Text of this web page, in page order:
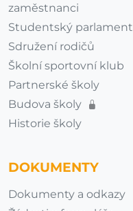
zaměstnanci
Studentský parlament
Sdružení rodičů
Školní sportovní klub
Partnerské školy
Budova školy
Historie školy
DOKUMENTY
Dokumenty a odkazy